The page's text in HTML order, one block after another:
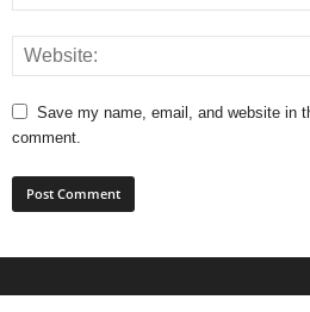
Save my name, email, and website in
comment.